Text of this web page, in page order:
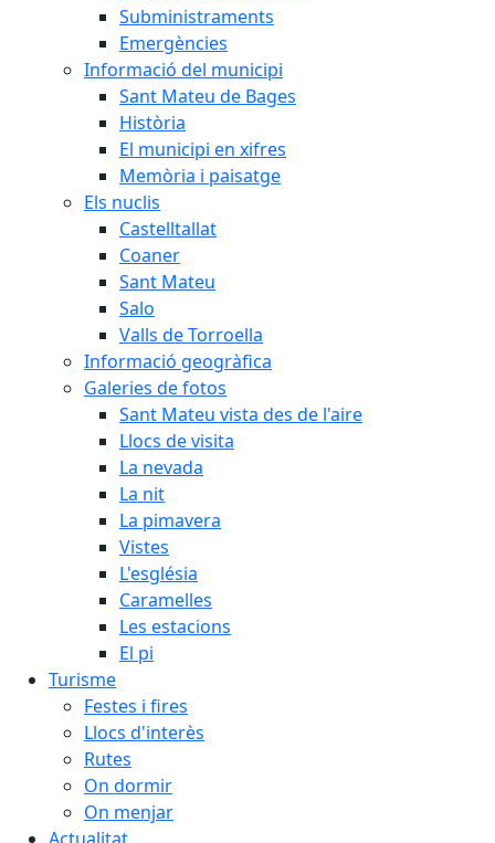
Subministraments
Emergències
Informació del municipi
Sant Mateu de Bages
Història
El municipi en xifres
Memòria i paisatge
Els nuclis
Castelltallat
Coaner
Sant Mateu
Salo
Valls de Torroella
Informació geogràfica
Galeries de fotos
Sant Mateu vista des de l'aire
Llocs de visita
La nevada
La nit
La pimavera
Vistes
L'església
Caramelles
Les estacions
El pi
Turisme
Festes i fires
Llocs d'interès
Rutes
On dormir
On menjar